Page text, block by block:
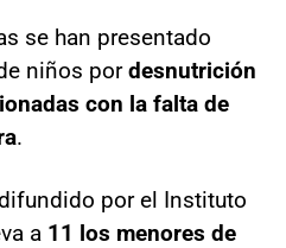
se han presentado
niños pordesnutrición
con la falta de
.
por el Instituto
a 11 los menores de